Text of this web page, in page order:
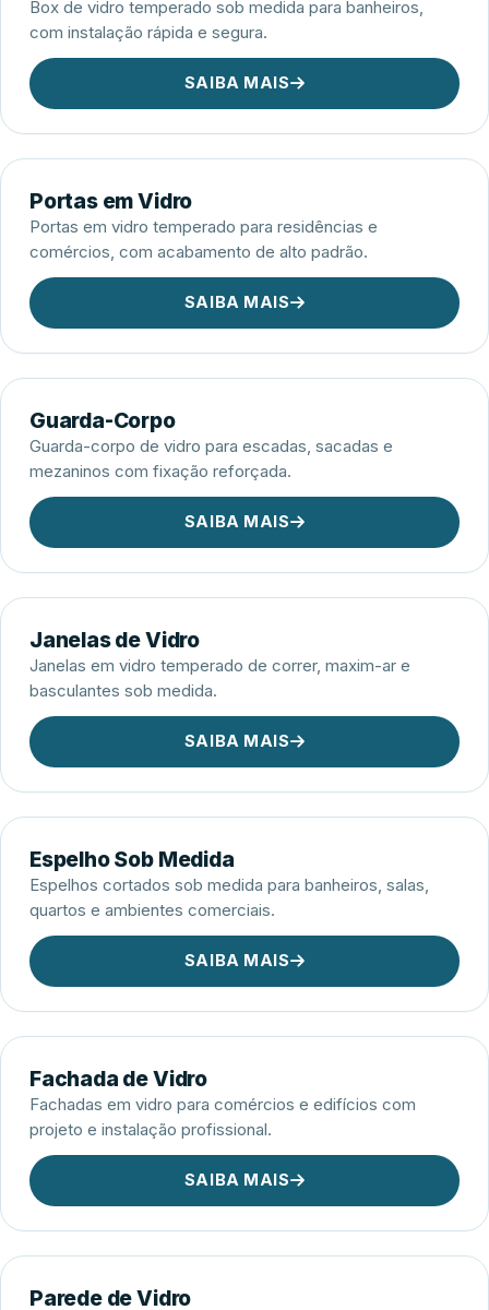
Box de vidro temperado sob medida para banheiros,
com instalação rápida e segura.
SAIBA MAIS
Portas em Vidro
Portas em vidro temperado para residências e
comércios, com acabamento de alto padrão.
SAIBA MAIS
Guarda-Corpo
Guarda-corpo de vidro para escadas, sacadas e
mezaninos com fixação reforçada.
SAIBA MAIS
Janelas de Vidro
Janelas em vidro temperado de correr, maxim-ar e
basculantes sob medida.
SAIBA MAIS
Espelho Sob Medida
Espelhos cortados sob medida para banheiros, salas,
quartos e ambientes comerciais.
SAIBA MAIS
Fachada de Vidro
Fachadas em vidro para comércios e edifícios com
projeto e instalação profissional.
SAIBA MAIS
Parede de Vidro